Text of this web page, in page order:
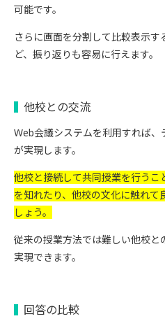
可能です。
さらに画面を分割して比較表示
ど、振り返りも容易に行えます。
他校との交流
Web会議システムを利用すれば
が実現します。
他校と接続して共同授業を行うこ
を知れたり、他校の文化に触れ
しょう。
従来の授業方法では難しい他校
実現できます。
回答の比較